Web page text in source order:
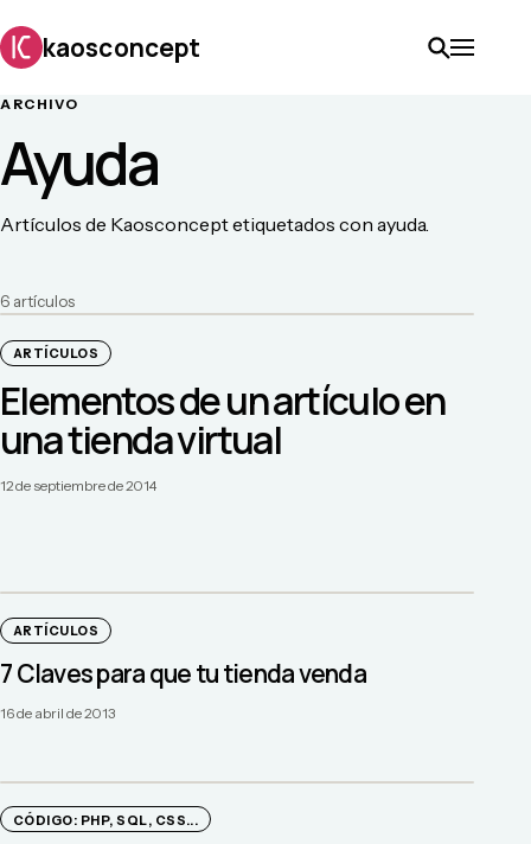
kaosconcept
ARCHIVO
Ayuda
Artículos de Kaosconcept etiquetados con ayuda.
6 artículos
ARTÍCULOS
Elementos de un artículo en
una tienda virtual
12 de septiembre de 2014
ARTÍCULOS
7 Claves para que tu tienda venda
16 de abril de 2013
CÓDIGO: PHP, SQL, CSS...